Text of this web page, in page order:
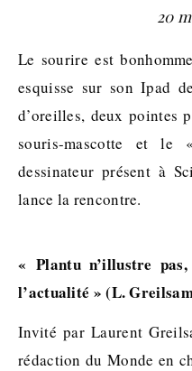
20
Le sourire est bonhomme, le regard complice. Plantu
esquisse sur son Ipad
d’oreilles, deux pointes
souris-mascotte et
dessinateur présent à
lance la rencontre.
« Plantu n’illustre
l’actualité » (L.
Invité par Laurent
rédaction du Monde en